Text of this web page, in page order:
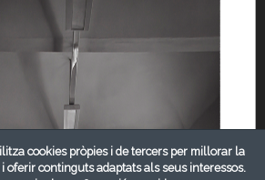
cookies pròpies i de tercers per millorar la
oferir continguts adaptats als seus interessos.